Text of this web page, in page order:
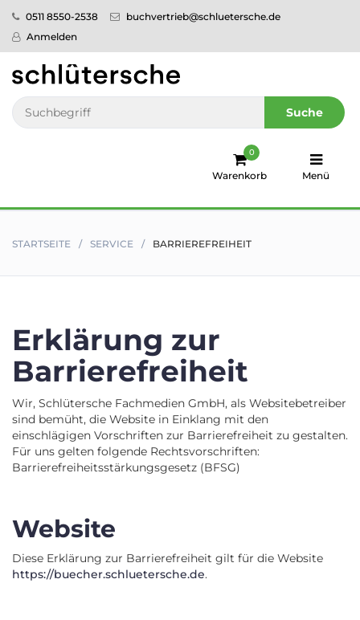
0511 8550-2538
buchvertrieb@schluetersche.de
Anmelden
Suche
Warenkorb
0
Menü
Pflege
Veterinär­
medizin
humboldt
STARTSEITE SERVICE BARRIEREFREIHEIT
Erklärung zur
Barrierefreiheit
Wir, Schlütersche Fachmedien GmbH, als Websitebetreiber
sind bemüht, die Website in Einklang mit den
einschlägigen Vorschriften zur Barrierefreiheit zu gestalten.
Für uns gelten folgende Rechtsvorschriften:
Barrierefreiheitsstärkungsgesetz (BFSG)
Website
Diese Erklärung zur Barrierefreiheit gilt für die Website
https://buecher.schluetersche.de.